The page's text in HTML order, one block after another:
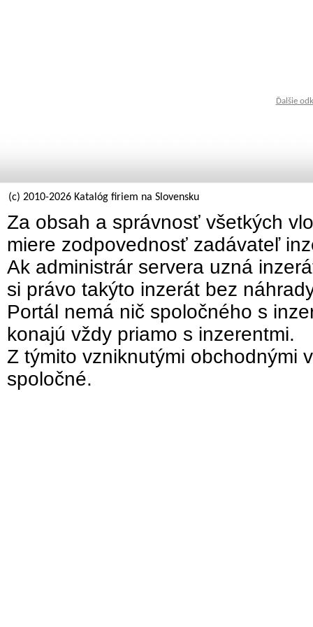
Ďalšie
(c) 2010-2026 Katalóg firiem na Slovensku
Za obsah a správnosť všetkých
miere zodpovednosť zadávateľ
Ak administrár servera uzná
si právo takýto inzerát bez
Portál nemá nič spoločného s
konajú vždy priamo s inzerentmi.
Z týmito vzniknutými obchodnými
spoločné.